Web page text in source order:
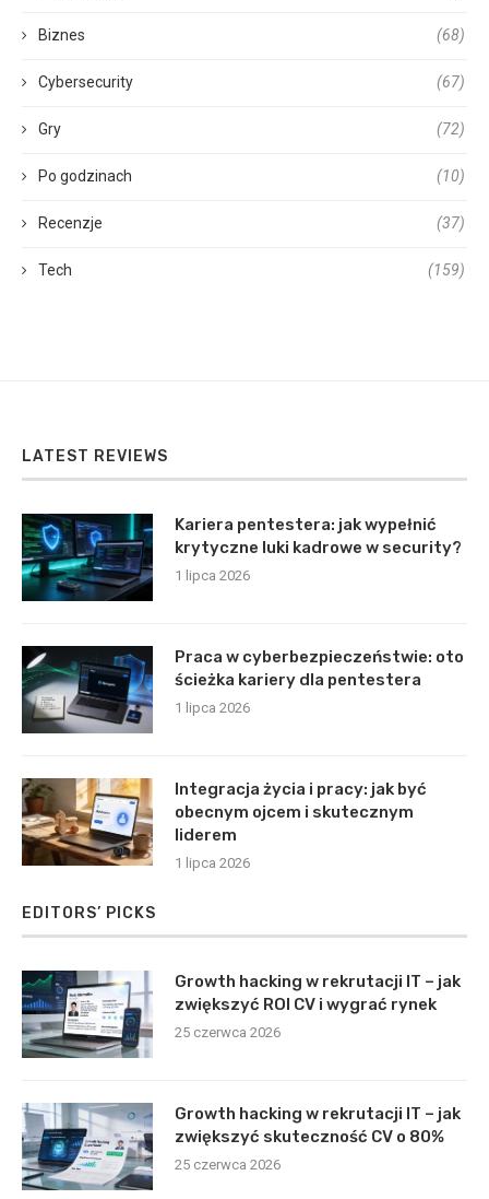
Biznes (68)
Cybersecurity (67)
Gry (72)
Po godzinach (10)
Recenzje (37)
Tech (159)
LATEST REVIEWS
Kariera pentestera: jak wypełnić
krytyczne luki kadrowe w security?
1 lipca 2026
Praca w cyberbezpieczeństwie: oto
ścieżka kariery dla pentestera
1 lipca 2026
Integracja życia i pracy: jak być
obecnym ojcem i skutecznym
liderem
1 lipca 2026
EDITORS’ PICKS
Growth hacking w rekrutacji IT – jak
zwiększyć ROI CV i wygrać rynek
25 czerwca 2026
Growth hacking w rekrutacji IT – jak
zwiększyć skuteczność CV o 80%
25 czerwca 2026